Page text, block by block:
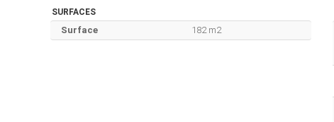
SURFACES
Surface 182 m2